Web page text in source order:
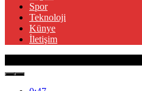
Spor
Teknoloji
Künye
İletişim